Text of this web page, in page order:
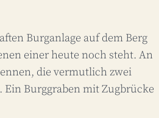
Burganlage auf dem Berg
einer heute noch steht. An
die vermutlich zwei
Burggraben mit Zugbrücke